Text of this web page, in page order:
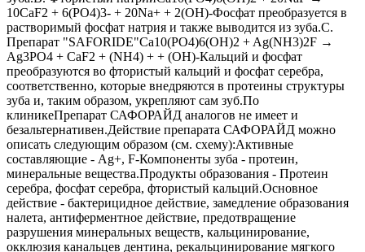
10CaF2 + 6(PO4)3- + 20Na+ + 2(OH)-Фосфат преобразуется в
растворимый фосфат натрия и также выводится из зуба.С.
Препарат "SAFORIDE"Ca10(PO4)6(OH)2 + Ag(NH3)2F →
Ag3PO4 + CaF2 + (NH4) + + (OH)-Кальций и фосфат
преобразуются во фтористый кальций и фосфат серебра,
соответственно, которые внедряются в протеины структуры
зуба и, таким образом, укрепляют сам зуб.По
клиникеПрепарат САФОРАЙД аналогов не имеет и
безальтернативен.Действие препарата САФОРАЙД можно
описать следующим образом (см. схему):Активные
составляющие - Ag+, F-Компоненты зуба - протеин,
минеральные вещества.Продукты образования - Протеин
серебра, фосфат серебра, фтористый кальций.Основное
действие - бактерицидное действие, замедление образования
налета, антиферментное действие, предотвращение
разрушения минеральных веществ, кальцинирование,
окклюзия канальцев дентина, рекальцинирование мягкого